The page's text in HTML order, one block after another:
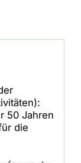
50 Jahren
die